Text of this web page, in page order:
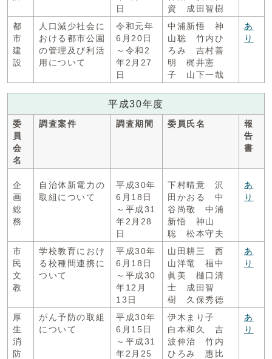
日
資 成田智樹
都
市
建
設
人口減少社会に
おける都市公園
の管理及び利活
用について
令和元年
6月20日
～令和2
年2月27
日
中浦新悟 神
山聡 竹内ひ
ろみ 吉村善
明 梶井憲
子 山下一哉
あ
り
平成30年度
委
員
会
名
調査案件 調査期間 委員氏名
報
告
書
企
画
総
務
自治体新電力の
取組について
平成30年
6月18日
～平成31
年2月28
日
下村晴意 沢
田かおる 中
谷尚敬 中浦
新悟 神山
聡 松本守夫
あ
り
市
民
文
教
学校教育におけ
る校種間連携に
ついて
平成30年
6月18日
～平成30
年12月
13日
山田耕三 西
山洋竜 福中
眞美 樋口清
士 成田智
樹 久保秀徳
あ
り
厚
生
消
防
がん予防の取組
について
平成30年
6月15日
～平成31
年2月25
伊木まり子
白本和久 吉
波伸治 竹内
ひろみ 惠比
あ
り